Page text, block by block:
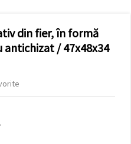
din fier, în formă
antichizat / 47x48x34